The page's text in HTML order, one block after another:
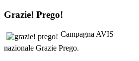
Grazie! Prego!
Campagna AVIS
nazionale Grazie Prego.